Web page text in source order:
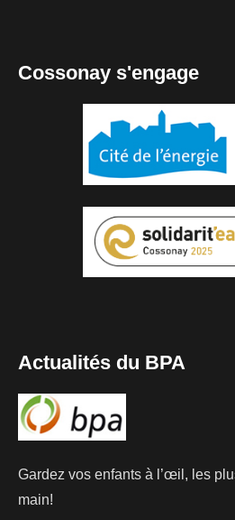
Cossonay s'engage
Actualités du BPA
Gardez vos enfants à l’œil, les
main!